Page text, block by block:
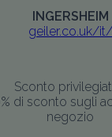
INGERSHEIM
geiler.co.uk/it/
Sconto
di sconto sugli
negozio